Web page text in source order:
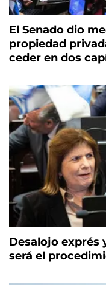
El Senado dio
propiedad
ceder en dos
Desalojo exprés
será el